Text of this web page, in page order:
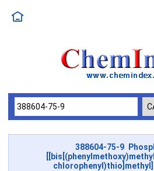
388604-75-9